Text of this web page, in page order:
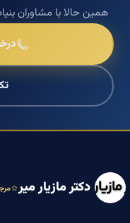
همین حالا با مشاوران
دکتر مازیار میر